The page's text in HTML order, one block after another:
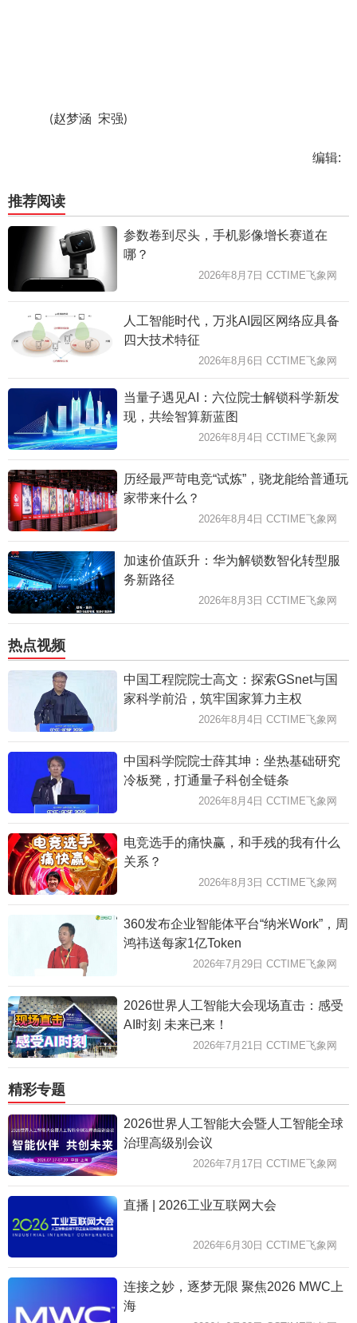
(赵梦涵 宋强)
编辑:
推荐阅读
参数卷到尽头，手机影像增长赛道在
哪？
2026年8月7日 CCTIME飞象网
人工智能时代，万兆AI园区网络应具备
四大技术特征
2026年8月6日 CCTIME飞象网
当量子遇见AI：六位院士解锁科学新发
现，共绘智算新蓝图
2026年8月4日 CCTIME飞象网
历经最严苛电竞“试炼”，骁龙能给普通玩
家带来什么？
2026年8月4日 CCTIME飞象网
加速价值跃升：华为解锁数智化转型服
务新路径
2026年8月3日 CCTIME飞象网
热点视频
中国工程院院士高文：探索GSnet与国
家科学前沿，筑牢国家算力主权
2026年8月4日 CCTIME飞象网
中国科学院院士薛其坤：坐热基础研究
冷板凳，打通量子科创全链条
2026年8月4日 CCTIME飞象网
电竞选手的痛快赢，和手残的我有什么
关系？
2026年8月3日 CCTIME飞象网
360发布企业智能体平台“纳米Work”，周
鸿祎送每家1亿Token
2026年7月29日 CCTIME飞象网
2026世界人工智能大会现场直击：感受
AI时刻 未来已来！
2026年7月21日 CCTIME飞象网
精彩专题
2026世界人工智能大会暨人工智能全球
治理高级别会议
2026年7月17日 CCTIME飞象网
直播 | 2026工业互联网大会
2026年6月30日 CCTIME飞象网
连接之妙，逐梦无限 聚焦2026 MWC上
海